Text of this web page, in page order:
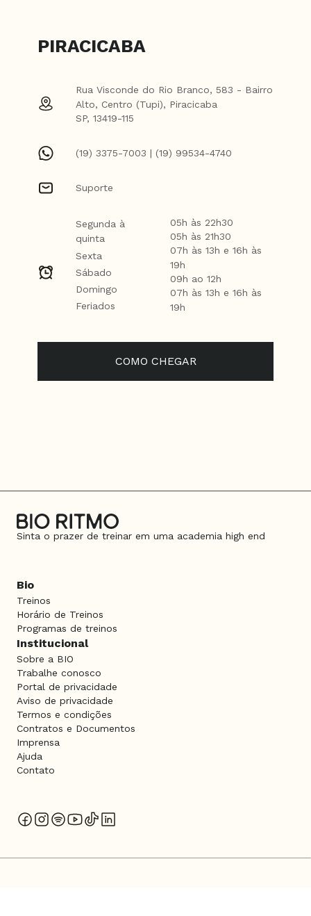
PIRACICABA
Rua Visconde do Rio Branco, 583 - Bairro
Alto, Centro (Tupi), Piracicaba
SP, 13419-115
(19) 3375-7003 | (19) 99534-4740
Suporte
Segunda à
quinta
Sexta
Sábado
Domingo
Feriados
05h às 22h30
05h às 21h30
07h às 13h e 16h às
19h
09h ao 12h
07h às 13h e 16h às
19h
COMO CHEGAR
Sinta o prazer de treinar em uma academia high end
Bio
Treinos
Horário de Treinos
Programas de treinos
Institucional
Sobre a BIO
Trabalhe conosco
Portal de privacidade
Aviso de privacidade
Termos e condições
Contratos e Documentos
Imprensa
Ajuda
Contato